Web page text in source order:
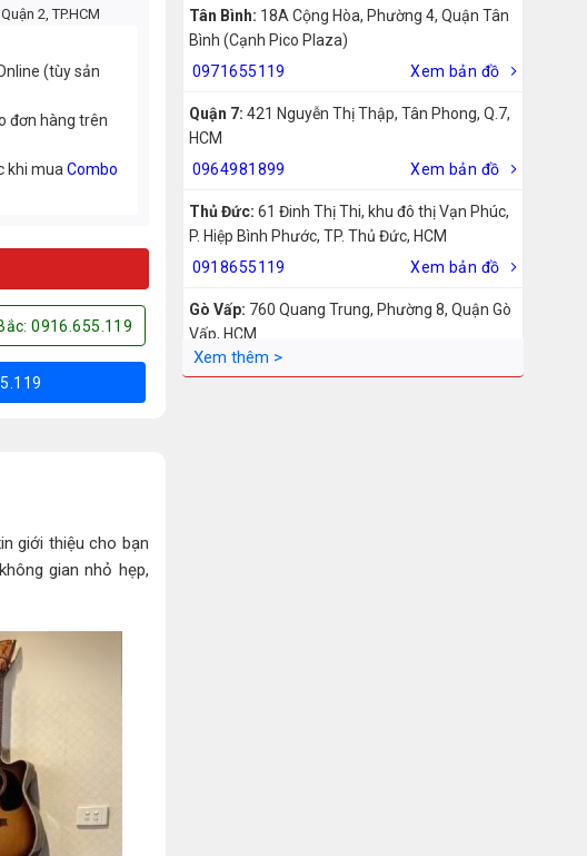
Tân Bình: 18A Cộng Hòa, Phường 4, Quận Tân
Bình (Cạnh Pico Plaza)
0971655119
Xem bản đồ
Quận 7: 421 Nguyễn Thị Thập, Tân Phong, Q.7,
HCM
0964981899
Xem bản đồ
Thủ Đức: 61 Đinh Thị Thi, khu đô thị Vạn Phúc,
P. Hiệp Bình Phước, TP. Thủ Đức, HCM
0918655119
Xem bản đồ
Gò Vấp: 760 Quang Trung, Phường 8, Quận Gò
Vấp, HCM
0942755119
2, TP.HCM
(tùy sản
đơn hàng trên
khi muaCombo
0916.655.119
giới thiệu cho bạn
gian nhỏ hẹp,